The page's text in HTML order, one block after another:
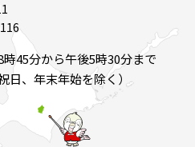
時45分から午後5時30分まで
日、年末年始を除く）